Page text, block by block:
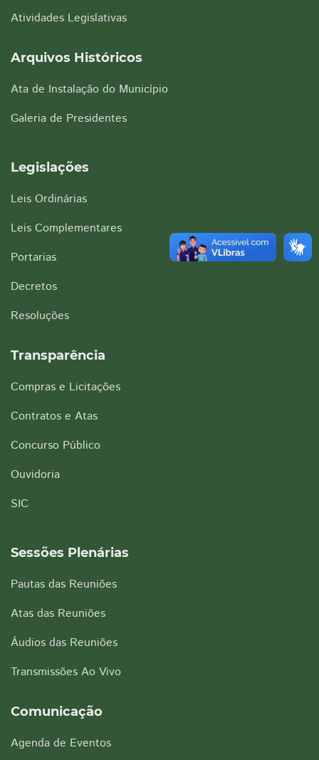
Atividades Legislativas
Arquivos Históricos
Ata de Instalação do Município
Galeria de Presidentes
Legislações
Leis Ordinárias
Leis Complementares
Portarias
Decretos
Resoluções
Transparência
Compras e Licitações
Contratos e Atas
Concurso Público
Ouvidoria
SIC
Sessões Plenárias
Pautas das Reuniões
Atas das Reuniões
Áudios das Reuniões
Transmissões Ao Vivo
Comunicação
Agenda de Eventos